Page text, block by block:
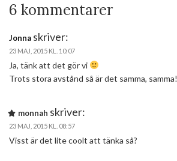
6 kommentarer
Jonna skriver:
23 MAJ, 2015 KL. 10:07
Ja, tänk att det gör vi
Trots stora avstånd så är det samma, samma!
monnah skriver:
23 MAJ, 2015 KL. 08:57
Visst är det lite coolt att tänka så?